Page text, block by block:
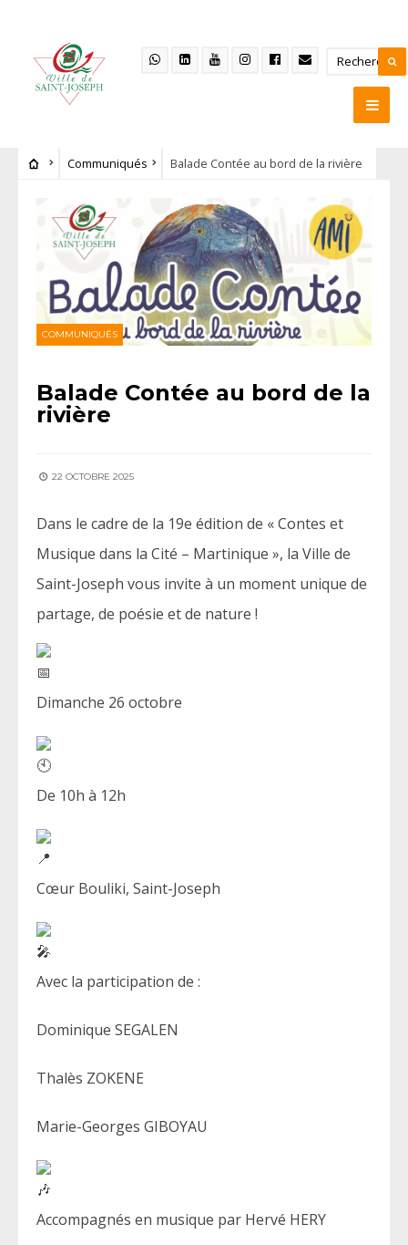
Communiqués Balade Contée au bord de la rivière
COMMUNIQUÉS
Balade Contée au bord de la
rivière
22 OCTOBRE 2025
Dans le cadre de la 19e édition de « Contes et
Musique dans la Cité – Martinique », la Ville de
Saint-Joseph vous invite à un moment unique de
partage, de poésie et de nature !
Dimanche 26 octobre
De 10h à 12h
Cœur Bouliki, Saint-Joseph
Avec la participation de :
Dominique SEGALEN
Thalès ZOKENE
Marie-Georges GIBOYAU
Accompagnés en musique par Hervé HERY